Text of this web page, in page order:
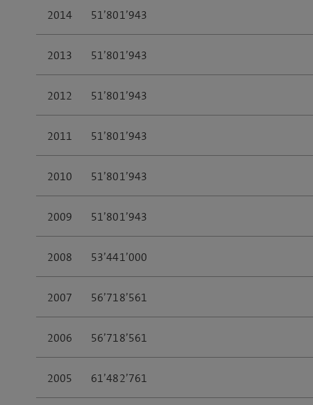
2014 51’801’943
2013 51’801’943
2012 51’801’943
2011 51’801’943
2010 51’801’943
2009 51’801’943
2008 53’441’000
2007 56’718’561
2006 56’718’561
2005 61’482’761